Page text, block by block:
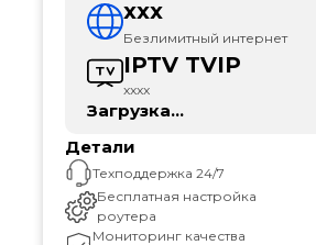
xxx
Безлимитный интернет
IPTV TVIP
xxxx
Загрузка...
Детали
Техподдержка 24/7
Бесплатная настройка
роутера
Мониторинг качества